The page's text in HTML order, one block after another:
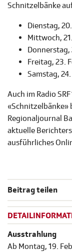
Schnitzelbänke auf
Dienstag,
Mittwoch,
Donnerstag,
Freitag, 23.
Samstag,
Auch im Radio
«Schnitzelbänke»
Regionaljournal
aktuelle
ausführliches
Beitrag teilen
Ausstrahlung
Ab Montag, 19.